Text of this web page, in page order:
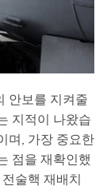
안보를 지켜줄
지적이 나왔습
며, 가장 중요한
점을 재확인했
술핵 재배치